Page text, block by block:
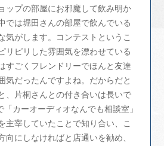
ップの部屋にお邪魔して飲み明か
では堀田さんの部屋で飲んでいる
気がします。コンテストというこ
リピリした雰囲気を漂わせている
すごくフレンドリーでほんと友達
気だったんですよね。だからだと
、片桐さんとの付き合いは長いで
カーオーディオなんでも相談室」
主宰していたことで知り合い、こ
向にしなければと店通いを勧め、